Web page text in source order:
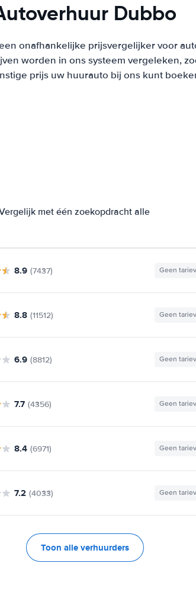
Dubbo
onafhankelijke prijsvergelijker voor
worden in ons systeem vergeleken,
prijs uw huurauto bij ons kunt
met één zoekopdracht alle
8.9 (7437) Geen
8.8 (11512) Geen
6.9 (8812) Geen
7.7 (4356) Geen
8.4 (6971) Geen
7.2 (4033) Geen
Toon alle verhuurders